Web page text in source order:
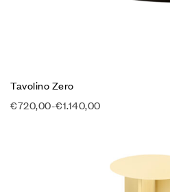
Tavolino Zero
€720,00-€1.140,00